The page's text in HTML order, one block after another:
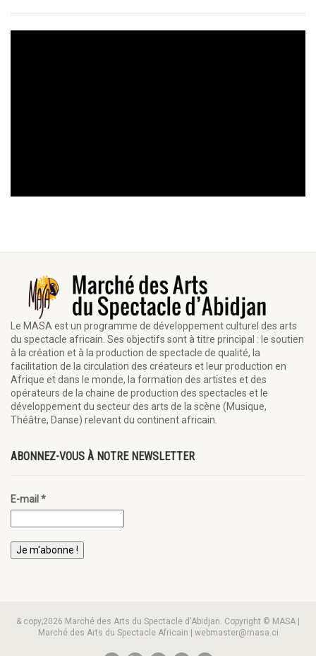
Le MASA est un programme de développement culturel des arts
du spectacle africain. Ses objectifs sont à titre principal : le soutien
à la création et à la production de spectacle de qualité, la
facilitation de la circulation des créateurs et leur production en
Afrique et dans le monde, la formation des artistes et des
opérateurs de la chaine de production des spectacles et le
développement du secteur des arts de la scène (Musique,
Théâtre, Danse) relevant du continent africain.
ABONNEZ-VOUS À NOTRE NEWSLETTER
E-mail*
& copy;2026 Marché des Arts du Spectacle d'Abidjan. Copyright © MASA |
Marché des Arts du Spectacle Africain | webmaster@masa.ci